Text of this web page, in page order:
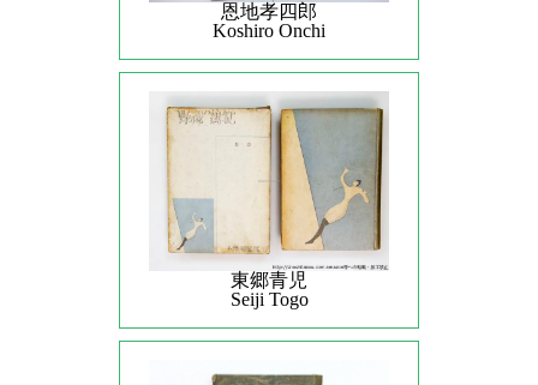
恩地孝四郎
Koshiro Onchi
東郷青児
Seiji Togo